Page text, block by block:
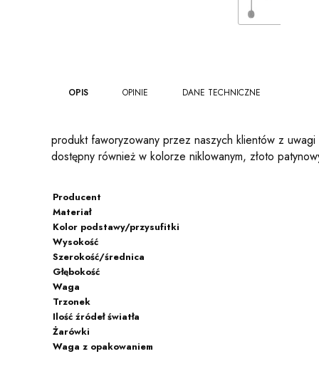
OPIS OPINIE DANE TECHNICZNE
produkt faworyzowany przez naszych klientów z uwagi
dostępny również w kolorze niklowanym, złoto
Producent
Materiał
Kolor podstawy/przysufitki
Wysokość
Szerokość/średnica
Głębokość
Waga
Trzonek
Ilość źródeł światła
Żarówki
Waga z opakowaniem